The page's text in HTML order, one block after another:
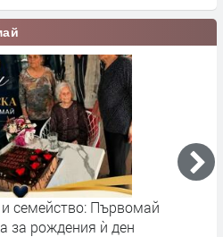
семейство: Първомай
за рождения ѝ ден